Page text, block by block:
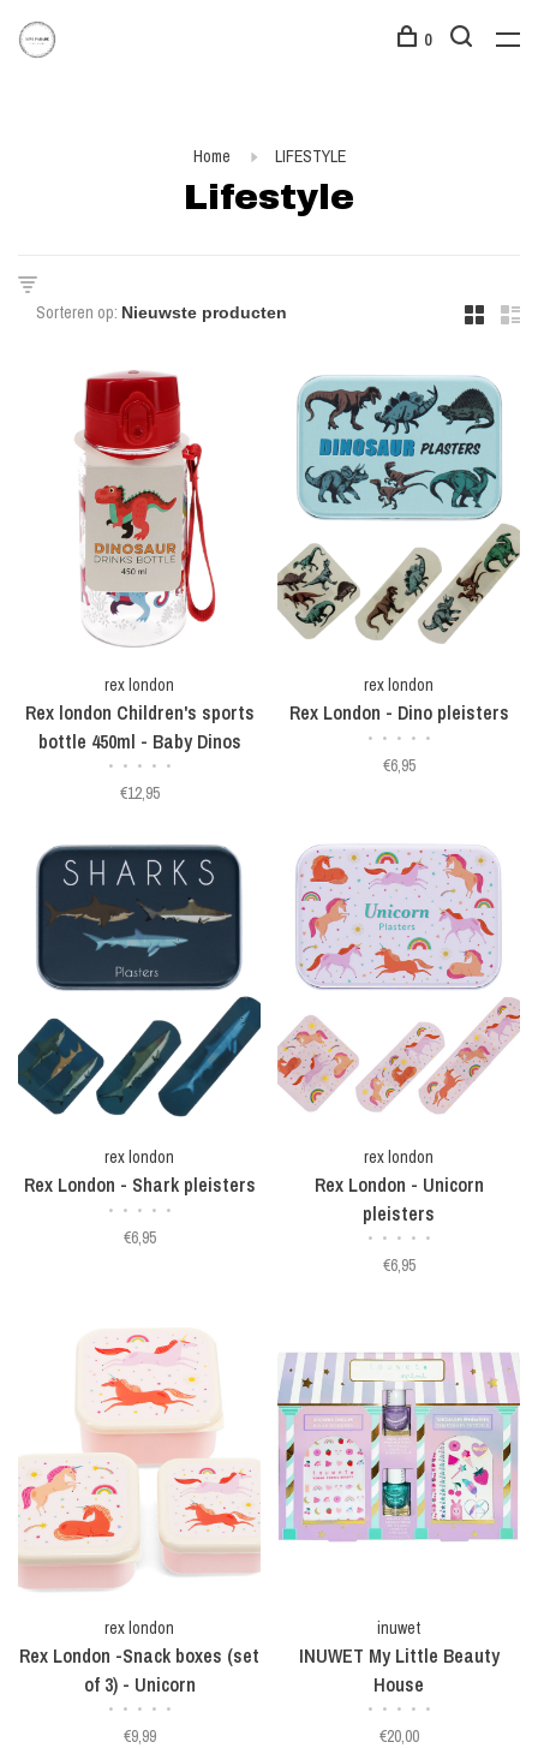
0
Home LIFESTYLE
Lifestyle
Sorteren op:
rex london
Rex london Children's sports
bottle 450ml - Baby Dinos
• • • • •
€12,95
rex london
Rex London - Dino pleisters
• • • • •
€6,95
rex london
Rex London - Shark pleisters
• • • • •
€6,95
rex london
Rex London - Unicorn
pleisters
• • • • •
€6,95
rex london
Rex London -Snack boxes (set
of 3) - Unicorn
• • • • •
€9,99
inuwet
INUWET My Little Beauty
House
• • • • •
€20,00